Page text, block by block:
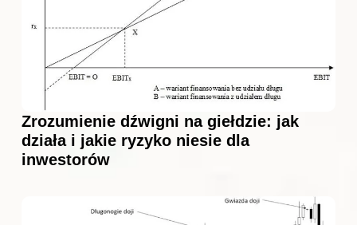
Zrozumienie dźwigni na giełdzie: jak
działa i jakie ryzyko niesie dla
inwestorów